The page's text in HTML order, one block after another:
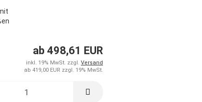
ab 498,61 EUR
inkl. 19% MwSt. zzgl. Versand
ab 419,00 EUR zzgl. 19% MwSt.